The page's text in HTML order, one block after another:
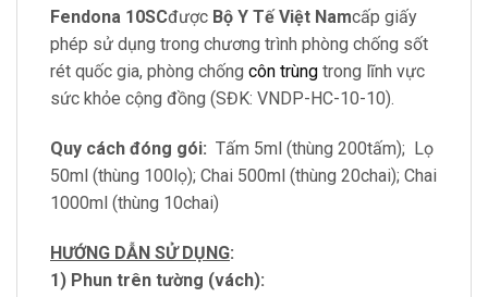
Fendona 10SCđược Bộ Y Tế Việt Namcấp giấy
phép sử dụng trong chương trình phòng chống sốt
rét quốc gia, phòng chống côn trùng trong lĩnh vực
sức khỏe cộng đồng (SĐK: VNDP-HC-10-10).
Quy cách đóng gói: Tấm 5ml (thùng 200tấm); Lọ
50ml (thùng 100lọ); Chai 500ml (thùng 20chai); Chai
1000ml (thùng 10chai)
HƯỚNG DẪN SỬ DỤNG:
1) Phun trên tường (vách):